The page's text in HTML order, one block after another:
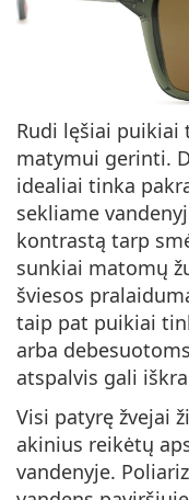
Rudi lęšiai
matymui gerinti.
idealiai tinka
sekliame
kontrastą tarp
sunkiai matomų
šviesos
taip pat puikiai
arba
atspalvis gali
Visi patyrę žvejai
akinius reikėtų
vandenyje.